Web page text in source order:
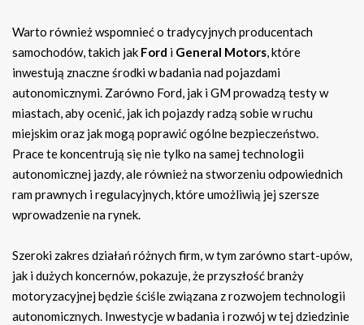
Warto również wspomnieć o tradycyjnych producentach
samochodów, takich jak Ford i General Motors, które
inwestują znaczne środki w badania nad pojazdami
autonomicznymi. Zarówno Ford, jak i GM prowadzą testy w
miastach, aby ocenić, jak ich pojazdy radzą sobie w ruchu
miejskim oraz jak mogą poprawić ogólne bezpieczeństwo.
Prace te koncentrują się nie tylko na samej technologii
autonomicznej jazdy, ale również na stworzeniu odpowiednich
ram prawnych i regulacyjnych, które umożliwią jej szersze
wprowadzenie na rynek.
Szeroki zakres działań różnych firm, w tym zarówno start-upów,
jak i dużych koncernów, pokazuje, że przyszłość branży
motoryzacyjnej będzie ściśle związana z rozwojem technologii
autonomicznych. Inwestycje w badania i rozwój w tej dziedzinie